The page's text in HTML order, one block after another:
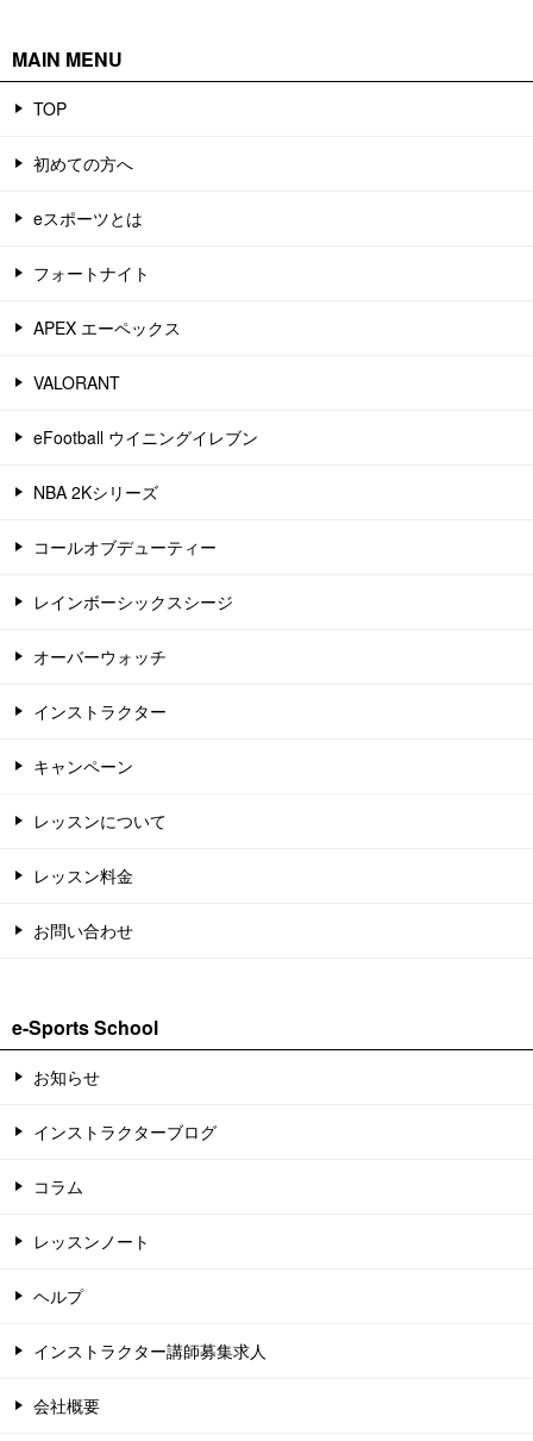
MAIN MENU
TOP
初めての方へ
eスポーツとは
フォートナイト
APEX エーペックス
VALORANT
eFootball ウイニングイレブン
NBA 2Kシリーズ
コールオブデューティー
レインボーシックスシージ
オーバーウォッチ
インストラクター
キャンペーン
レッスンについて
レッスン料金
お問い合わせ
e-Sports School
お知らせ
インストラクターブログ
コラム
レッスンノート
ヘルプ
インストラクター講師募集求人
会社概要